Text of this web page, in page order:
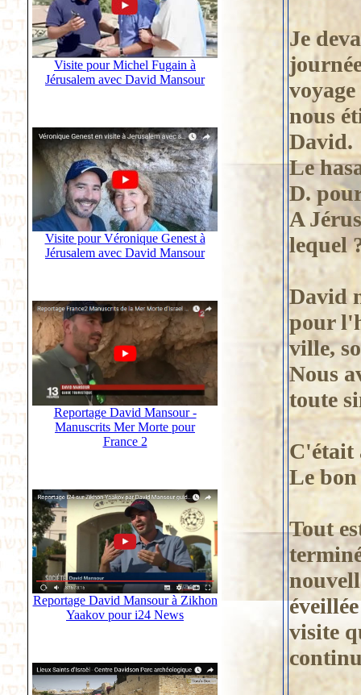
Visite pour Michel Fugain à
Jérusalem avec David Mansour
Visite pour Véronique Genest à
Jérusalem avec David Mansour
Reportage David Mansour -
Manuscrits Mer Morte pour
France 2
Reportage David Mansour à Zikhon
Yaakov pour i24 News
Je
nous
David.
Le
D.
A
lequel
David
pour
ville,
Nous
toute
C'était
Le
Tout
visite